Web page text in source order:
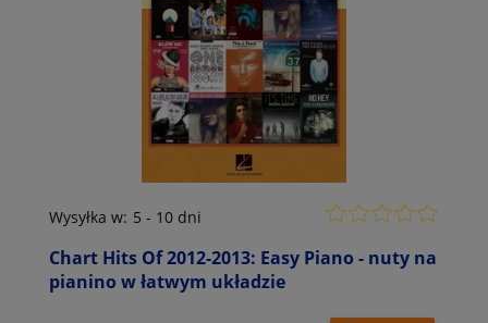
Chart Hits Of 2012-2013: Easy Piano - nuty na
pianino w łatwym układzie
Wysyłka w: 5 - 10 dni